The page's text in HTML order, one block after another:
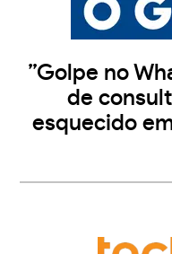
”Golpe no
de
esquecido